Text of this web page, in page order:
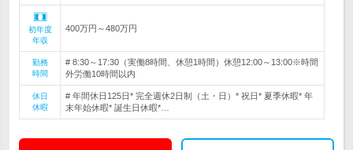
初年度
年収
400万円～480万円
勤務
時間
# 8:30～17:30（実働8時間、休憩1時間）休憩12:00～13:00※時間
外労働10時間以内
休日
休暇
# 年間休日125日* 完全週休2日制（土・日）* 祝日* 夏季休暇* 年
末年始休暇* 誕生日休暇*…